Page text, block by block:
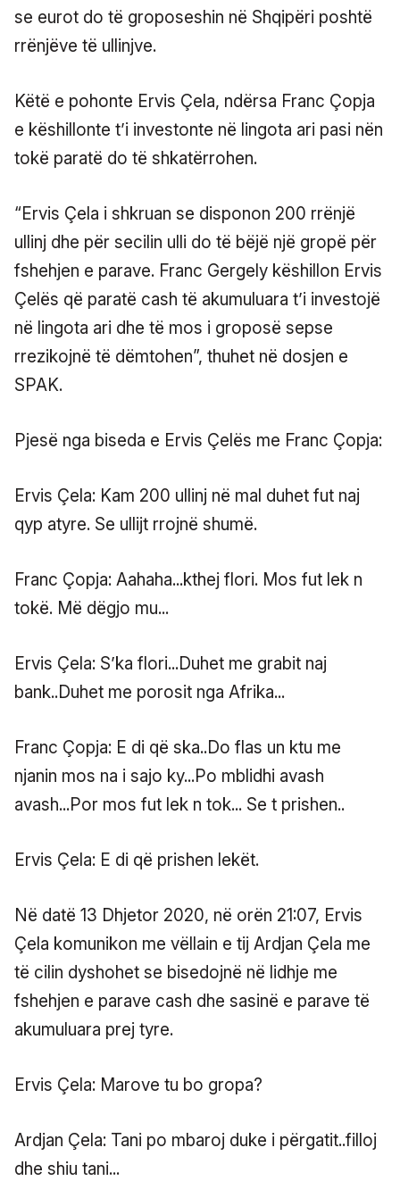
se eurot do të groposeshin në Shqipëri poshtë
rrënjëve të ullinjve.
Këtë e pohonte Ervis Çela, ndërsa Franc Çopja
e këshillonte t’i investonte në lingota ari pasi nën
tokë paratë do të shkatërrohen.
“Ervis Çela i shkruan se disponon 200 rrënjë
ullinj dhe për secilin ulli do të bëjë një gropë për
fshehjen e parave. Franc Gergely këshillon Ervis
Çelës që paratë cash të akumuluara t’i investojë
në lingota ari dhe të mos i groposë sepse
rrezikojnë të dëmtohen”, thuhet në dosjen e
SPAK.
Pjesë nga biseda e Ervis Çelës me Franc Çopja:
Ervis Çela: Kam 200 ullinj në mal duhet fut naj
qyp atyre. Se ullijt rrojnë shumë.
Franc Çopja: Aahaha...kthej flori. Mos fut lek n
tokë. Më dëgjo mu...
Ervis Çela: S’ka flori...Duhet me grabit naj
bank..Duhet me porosit nga Afrika...
Franc Çopja: E di që ska..Do flas un ktu me
njanin mos na i sajo ky...Po mblidhi avash
avash...Por mos fut lek n tok... Se t prishen..
Ervis Çela: E di që prishen lekët.
Në datë 13 Dhjetor 2020, në orën 21:07, Ervis
Çela komunikon me vëllain e tij Ardjan Çela me
të cilin dyshohet se bisedojnë në lidhje me
fshehjen e parave cash dhe sasinë e parave të
akumuluara prej tyre.
Ervis Çela: Marove tu bo gropa?
Ardjan Çela: Tani po mbaroj duke i përgatit..filloj
dhe shiu tani...